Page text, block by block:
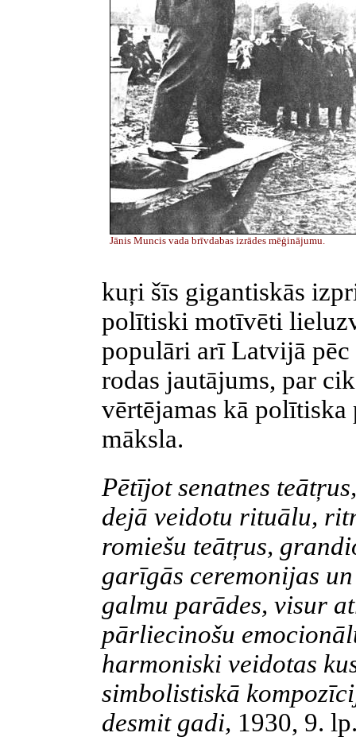
Jānis Muncis vada brīvdabas izrādes mēģinājumu.
kuŗi šīs gigantiskās
polītiski motīvēti
populāri arī Latvijā
rodas jautājums, par
vērtējamas kā polītiska
māksla.
Pētījot senatnes
dejā veidotu rituālu,
romiešu teātŗus,
garīgās ceremonijas
galmu parādes, visur
pārliecinošu
harmoniski veidotas
simbolistiskā
desmit gadi, 1930, 9.